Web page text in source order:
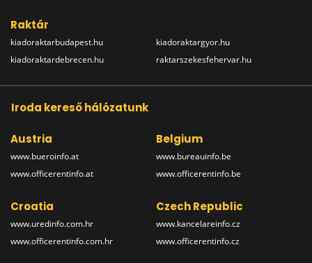
Raktár
kiadoraktarbudapest.hu
kiadoraktardebrecen.hu
kiadoraktargyor.hu
raktarszekesfehervar.hu
Iroda kereső hálózatunk
Austria
www.bueroinfo.at
www.officerentinfo.at
Belgium
www.bureauinfo.be
www.officerentinfo.be
Croatia
www.uredinfo.com.hr
www.officerentinfo.com.hr
Czech Republic
www.kancelareinfo.cz
www.officerentinfo.cz